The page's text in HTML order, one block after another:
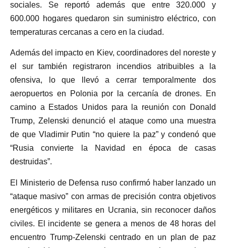
sociales. Se reportó además que entre 320.000 y
600.000 hogares quedaron sin suministro eléctrico, con
temperaturas cercanas a cero en la ciudad.
Además del impacto en Kiev, coordinadores del noreste y
el sur también registraron incendios atribuibles a la
ofensiva, lo que llevó a cerrar temporalmente dos
aeropuertos en Polonia por la cercanía de drones. En
camino a Estados Unidos para la reunión con Donald
Trump, Zelenski denunció el ataque como una muestra
de que Vladimir Putin “no quiere la paz” y condenó que
“Rusia convierte la Navidad en época de casas
destruidas”.
El Ministerio de Defensa ruso confirmó haber lanzado un
“ataque masivo” con armas de precisión contra objetivos
energéticos y militares en Ucrania, sin reconocer daños
civiles. El incidente se genera a menos de 48 horas del
encuentro Trump-Zelenski centrado en un plan de paz